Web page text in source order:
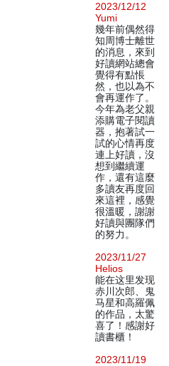
2023/12/12
Yumi
幾年前偶然得
知周博士離世
的消息，來到
好讀網站總會
覺得有點悵
然，也以為不
會再運作了。
今年為老父親
添購電子閱讀
器，抱著試一
試的心情再度
連上好讀，沒
想到繼續運
作，還有這麼
多讀友再度回
來這裡，感覺
很溫暖，謝謝
好讀與團隊們
的努力。
2023/11/27
Helios
能在这里发现
赤川次郎、鬼
马星和高羅佩
的作品，太驚
喜了！感謝好
讀書櫃！
2023/11/19